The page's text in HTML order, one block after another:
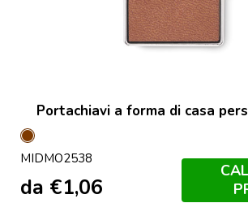
Portachiavi a forma di casa
Marrone
MIDMO2538
da €1,06